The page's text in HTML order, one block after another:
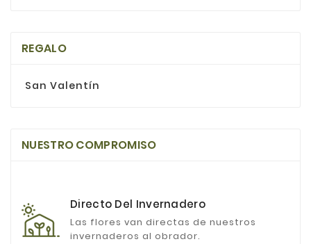
REGALO
San Valentín
NUESTRO COMPROMISO
Directo Del Invernadero
Las flores van directas de nuestros
invernaderos al obrador.